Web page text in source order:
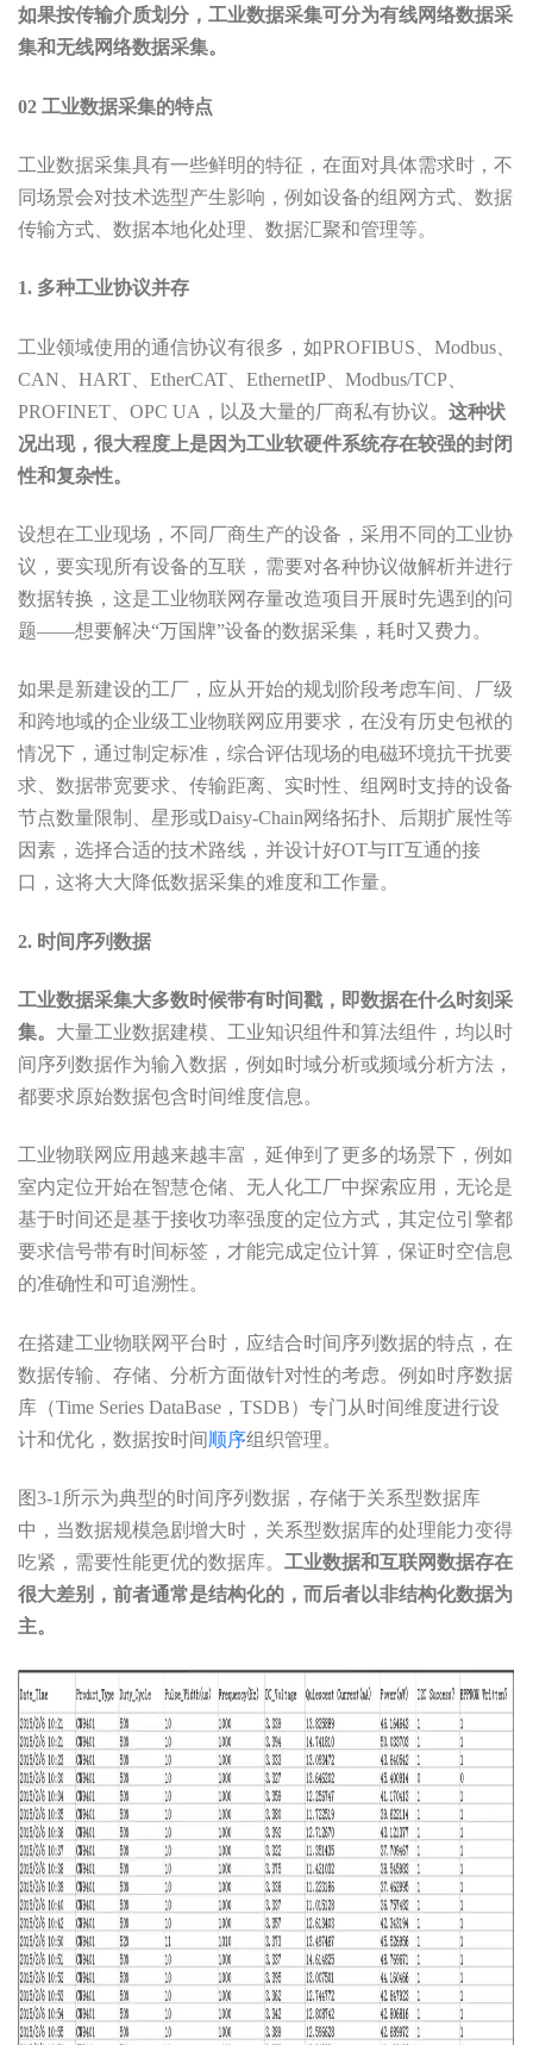
如果按传输介质划分，工业数据采集可分为有线网络数据采
集和无线网络数据采集。
02 工业数据采集的特点
工业数据采集具有一些鲜明的特征，在面对具体需求时，不
同场景会对技术选型产生影响，例如设备的组网方式、数据
传输方式、数据本地化处理、数据汇聚和管理等。
1. 多种工业协议并存
工业领域使用的通信协议有很多，如PROFIBUS、Modbus、
CAN、HART、EtherCAT、EthernetIP、Modbus/TCP、
PROFINET、OPC UA，以及大量的厂商私有协议。 这种状
况出现，很大程度上是因为工业软硬件系统存在较强的封闭
性和复杂性。
设想在工业现场，不同厂商生产的设备，采用不同的工业协
议，要实现所有设备的互联，需要对各种协议做解析并进行
数据转换，这是工业物联网存量改造项目开展时先遇到的问
题——想要解决“万国牌”设备的数据采集，耗时又费力。
如果是新建设的工厂，应从开始的规划阶段考虑车间、厂级
和跨地域的企业级工业物联网应用要求，在没有历史包袱的
情况下，通过制定标准，综合评估现场的电磁环境抗干扰要
求、数据带宽要求、传输距离、实时性、组网时支持的设备
节点数量限制、星形或Daisy-Chain网络拓扑、后期扩展性等
因素，选择合适的技术路线，并设计好OT与IT互通的接
口，这将大大降低数据采集的难度和工作量。
2. 时间序列数据
工业数据采集大多数时候带有时间戳，即数据在什么时刻采
集。 大量工业数据建模、工业知识组件和算法组件，均以时
间序列数据作为输入数据，例如时域分析或频域分析方法，
都要求原始数据包含时间维度信息。
工业物联网应用越来越丰富，延伸到了更多的场景下，例如
室内定位开始在智慧仓储、无人化工厂中探索应用，无论是
基于时间还是基于接收功率强度的定位方式，其定位引擎都
要求信号带有时间标签，才能完成定位计算，保证时空信息
的准确性和可追溯性。
在搭建工业物联网平台时，应结合时间序列数据的特点，在
数据传输、存储、分析方面做针对性的考虑。例如时序数据
库（Time Series DataBase，TSDB）专门从时间维度进行设
计和优化，数据按时间 顺序组织管理。
图3-1所示为典型的时间序列数据，存储于关系型数据库
中，当数据规模急剧增大时，关系型数据库的处理能力变得
吃紧，需要性能更优的数据库。 工业数据和互联网数据存在
很大差别，前者通常是结构化的，而后者以非结构化数据为
主。